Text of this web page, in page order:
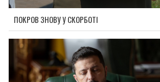
ПОКРОВ ЗНОВУ У СКОРБОТІ